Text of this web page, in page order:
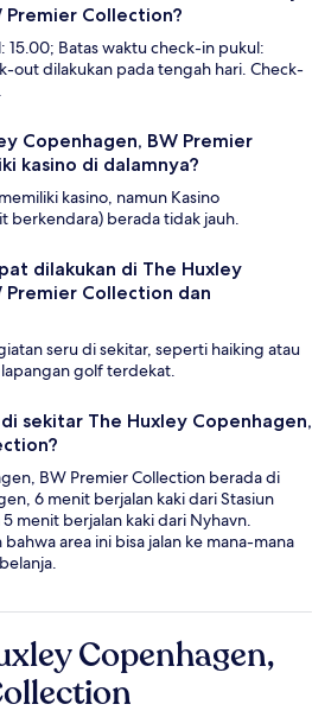
Premier Collection?
15.00; Batas waktu check-in pukul:
out dilakukan pada tengah hari. Check-
Copenhagen, BW Premier
kasino di dalamnya?
kasino, namun Kasino
berkendara) berada tidak jauh.
dilakukan di The Huxley
Premier Collection dan
seru di sekitar, seperti haiking atau
golf terdekat.
sekitar The Huxley Copenhagen,
BW Premier Collection berada di
6 menit berjalan kaki dari Stasiun
menit berjalan kaki dari Nyhavn.
area ini bisa jalan ke mana-mana
Copenhagen,